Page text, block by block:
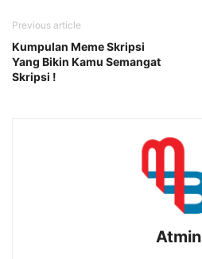
Previous article
Kumpulan Meme Skripsi
Yang Bikin Kamu Semangat
Skripsi !
Atmin